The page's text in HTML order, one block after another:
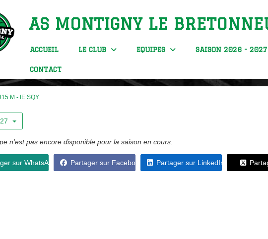
AS MONTIGNY LE
ACCUEIL LE CLUB EQUIPES SAISON 2026 - 2027
CONTACT
M - IE SQY
n'est pas encore disponible pour la saison en cours.
sur WhatsApp Partager sur Facebook Partager sur LinkedIn